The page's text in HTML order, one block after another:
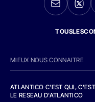
MIEUX NOUS CONNAITRE
ATLANTICO C'EST QUI,
LE RESEAU D'ATLANTICO